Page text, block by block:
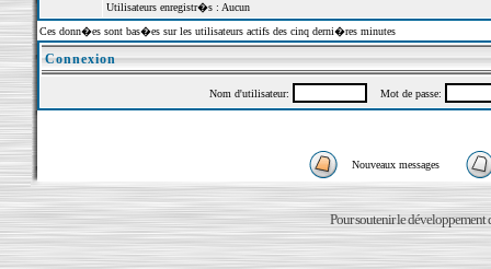
Utilisateurs enregistr�s : Aucun
Ces donn�es sont bas�es sur les utilisateurs actifs des cinq derni�res minutes
Connexion
Nom d'utilisateur: Mot de passe:
Nouveaux messages
Pour soutenir le développement